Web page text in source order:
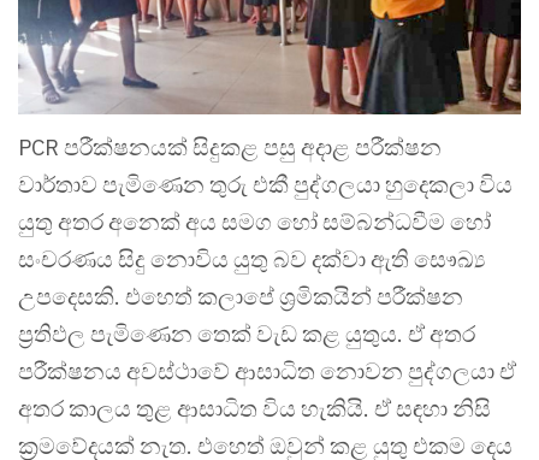
PCR පරීක්ෂනයක් සිදුකළ පසු අදාළ පරීක්ෂන
වාර්තාව පැමිණෙන තුරු එකී පුද්ගලයා හුදෙකලා විය
යුතු අතර අනෙක් අය සමග හෝ සම්බන්ධවීම හෝ
සංචරණය සිදු නොවිය යුතු බව දක්වා ඇති සෞඛ්‍ය
උපදෙසකි. එහෙත් කලාපේ ශ්‍රමිකයින් පරීක්ෂන
ප්‍රතිඵල පැමිණෙන තෙක් වැඩ කළ යුතුය. ඒ අතර
පරීක්ෂනය අවස්ථාවේ ආසාධිත නොවන පුද්ගලයා ඒ
අතර කාලය තුළ ආසාධිත විය හැකියි. ඒ සඳහා නිසි
ක්‍රමවේදයක් නැත. එහෙත් ඔවුන් කළ යුතු එකම දෙය